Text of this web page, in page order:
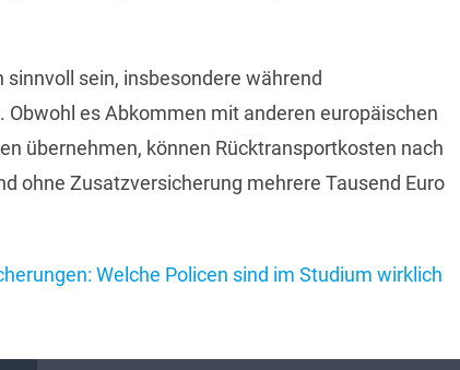
sein, insbesondere während
es Abkommen mit anderen europäischen
übernehmen, können Rücktransportkosten nach
ohne Zusatzversicherung mehrere Tausend Euro
Welche Policen sind im Studium wirklich